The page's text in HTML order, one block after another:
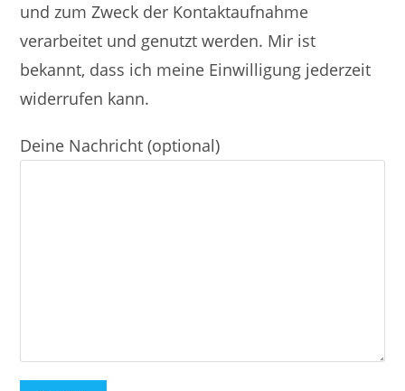
und zum Zweck der Kontaktaufnahme
verarbeitet und genutzt werden. Mir ist
bekannt, dass ich meine Einwilligung jederzeit
widerrufen kann.
Deine Nachricht (optional)